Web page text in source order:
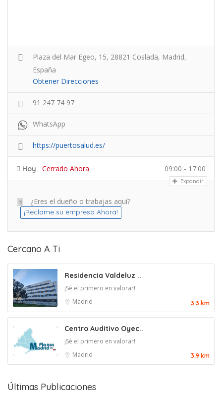
Plaza del Mar Egeo, 15, 28821 Coslada, Madrid,
España
Obtener Direcciones
91 247 74 97
WhatsApp
https://puertosalud.es/
Hoy Cerrado Ahora 09:00 - 17:00
Expandir
¿Eres el dueño o trabajas aquí?
¡Reclame su empresa Ahora!
Cercano A Ti
Residencia Valdeluz ..
¡Sé el primero en valorar!
Madrid
3.3 km
Centro Auditivo Oyec..
¡Sé el primero en valorar!
Madrid
3.9 km
Últimas Publicaciones